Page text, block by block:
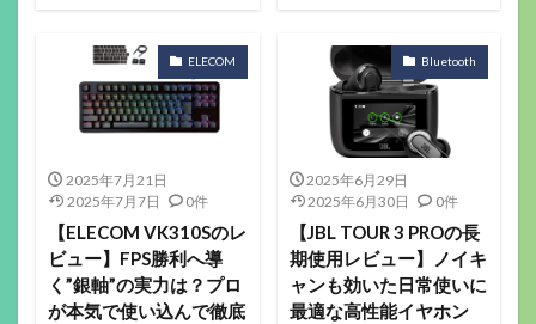
ELECOM
2025年7月21日
2025年7月7日
0件
【ELECOM VK310Sのレ
ビュー】FPS勝利へ導
く”銀軸”の実力は？プロ
が本気で使い込んで徹底
Bluetooth
2025年6月29日
2025年6月30日
0件
【JBL TOUR 3 PROの長
期使用レビュー】ノイキ
ャンも効いた日常使いに
最適な高性能イヤホン